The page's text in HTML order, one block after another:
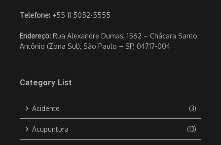
Telefone: +55 11 5052-5555
Endereço: Rua Alexandre Dumas, 1562 – Chácara Santo
Antônio (Zona Sul), São Paulo – SP, 04717-004
Category List
Acidente (3)
Acupuntura (13)